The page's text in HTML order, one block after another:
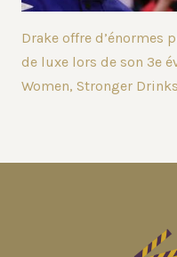
Drake offre d’énormes
de luxe lors de son 3e
Women, Stronger Drinks